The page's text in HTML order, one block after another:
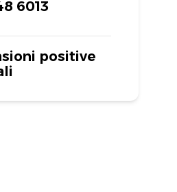
6013
positive